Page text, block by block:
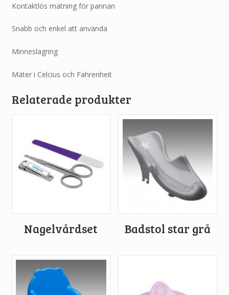
Kontaktlös mätning för pannan
Snabb och enkel att använda
Minneslagring
Mäter i Celcius och Fahrenheit
Relaterade produkter
Nagelvårdset Badstol star grå